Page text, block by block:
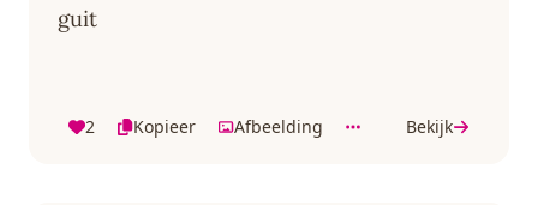
guit
2 Kopieer Afbeelding Bekijk